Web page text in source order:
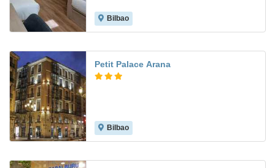
Bilbao
Petit Palace Arana
Bilbao